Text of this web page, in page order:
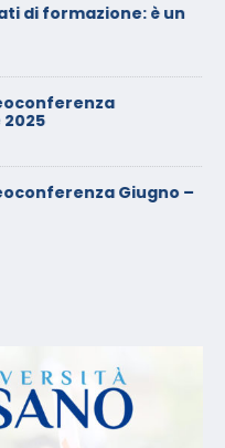
di formazione: è un
Giugno –